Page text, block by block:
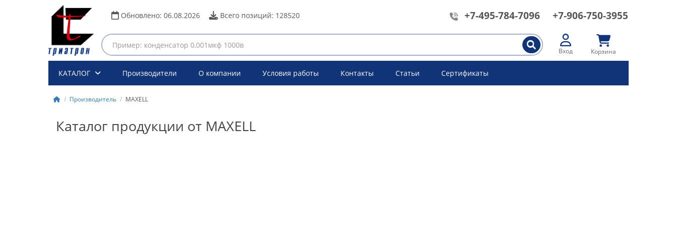
Обновлено: 06.08.2026 Всего позиций: 128520 +7-495-784-7096 +7-906-750-3955
Вход Корзина
КАТАЛОГ Производители О компании Условия работы Контакты Статьи Сертификаты
Производитель MAXELL
Каталог продукции от MAXELL